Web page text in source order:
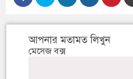
আপনার মতামত লিখুন
মেসেজ বক্স